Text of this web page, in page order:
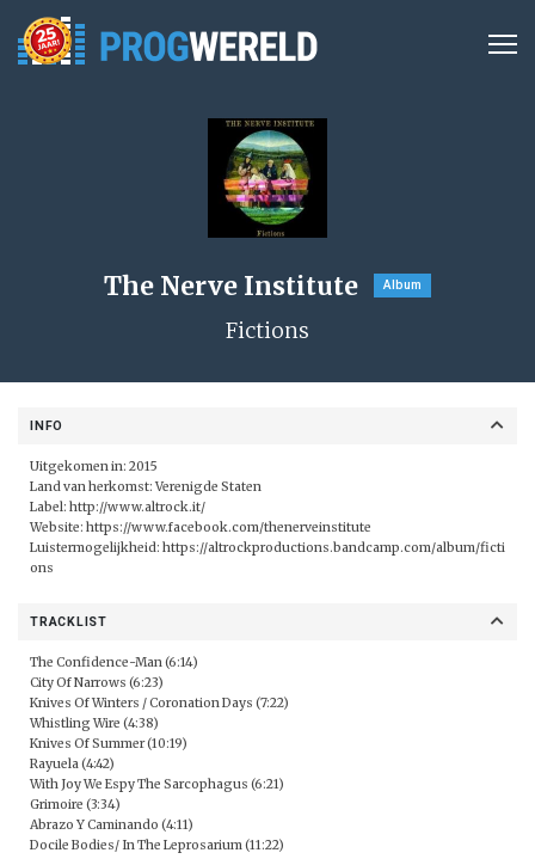
The Nerve Institute Album
Fictions
INFO
Uitgekomen in: 2015
Land van herkomst: Verenigde Staten
Label: http://www.altrock.it/
Website: https://www.facebook.com/thenerveinstitute
Luistermogelijkheid: https://altrockproductions.bandcamp.com/album/ficti
ons
TRACKLIST
The Confidence-Man (6:14)
City Of Narrows (6:23)
Knives Of Winters / Coronation Days (7:22)
Whistling Wire (4:38)
Knives Of Summer (10:19)
Rayuela (4:42)
With Joy We Espy The Sarcophagus (6:21)
Grimoire (3:34)
Abrazo Y Caminando (4:11)
Docile Bodies/ In The Leprosarium (11:22)